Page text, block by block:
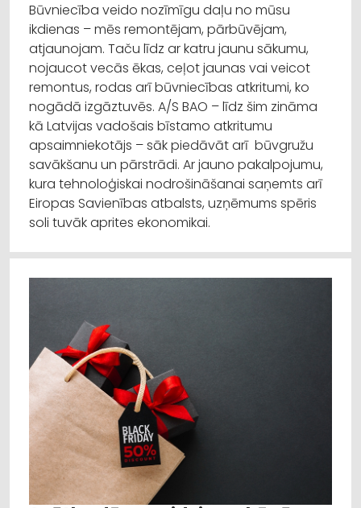
Būvniecība veido nozīmīgu daļu no mūsu
ikdienas – mēs remontējam, pārbūvējam,
atjaunojam. Taču līdz ar katru jaunu sākumu,
nojaucot vecās ēkas, ceļot jaunas vai veicot
remontus, rodas arī būvniecības atkritumi, ko
nogādā izgāztuvēs. A/S BAO – līdz šim zināma
kā Latvijas vadošais bīstamo atkritumu
apsaimniekotājs – sāk piedāvāt arī būvgružu
savākšanu un pārstrādi. Ar jauno pakalpojumu,
kura tehnoloģiskai nodrošināšanai saņemts arī
Eiropas Savienības atbalsts, uzņēmums spēris
soli tuvāk aprites ekonomikai.